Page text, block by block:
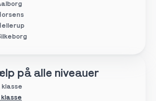
på alle niveauer